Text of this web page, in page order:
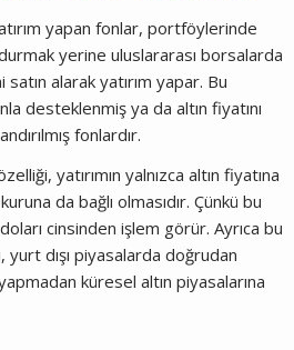
yapan fonlar, portföylerinde
yerine uluslararası borsalarda
alarak yatırım yapar. Bu
desteklenmiş ya da altın fiyatını
fonlardır.
yatırımın yalnızca altın fiyatına
da bağlı olmasıdır. Çünkü bu
cinsinden işlem görür. Ayrıca bu
yurt dışı piyasalarda doğrudan
küresel altın piyasalarına